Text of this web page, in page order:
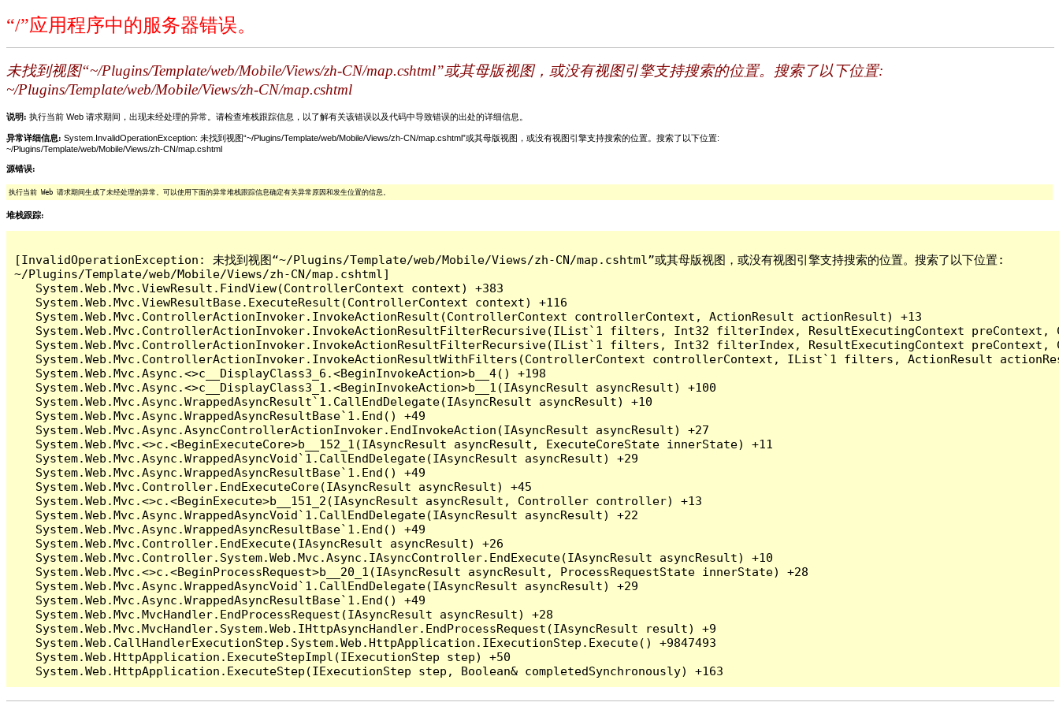
“/”应用程序中的服务器错误。
未找到视图“~/Plugins/Template/web/Mobile/Views/zh-CN/map.cshtml”或其母版视图，或没有视图引擎支持搜索的位置。搜索了以下位置:
~/Plugins/Template/web/Mobile/Views/zh-CN/map.cshtml
说明: 执行当前 Web 请求期间，出现未经处理的异常。请检查堆栈跟踪信息，以了解有关该错误以及代码中导致错误的出处的详细信息。
异常详细信息: System.InvalidOperationException: 未找到视图“~/Plugins/Template/web/Mobile/Views/zh-CN/map.cshtml”或其母版视图，或没有视图引擎支持搜索的位置。搜索了以下位置:
~/Plugins/Template/web/Mobile/Views/zh-CN/map.cshtml
源错误:
执行当前 Web 请求期间生成了未经处理的异常。可以使用下面的异常堆栈跟踪信息确定有关异常原因和发生位置的信息。
堆栈跟踪:
[InvalidOperationException: 未找到视图“~/Plugins/Template/web/Mobile/Views/zh-CN/map.cshtml”或其母版视图，或没有视图引擎支持搜索的位置。搜索了以下位置:
~/Plugins/Template/web/Mobile/Views/zh-CN/map.cshtml]
   System.Web.Mvc.ViewResult.FindView(ControllerContext context) +383
   System.Web.Mvc.ViewResultBase.ExecuteResult(ControllerContext context) +116
   System.Web.Mvc.ControllerActionInvoker.InvokeActionResult(ControllerContext controllerContext, ActionResult actionResult) +13
System.Web.Mvc.ControllerActionInvoker.InvokeActionResultFilterRecursive(IList`1 filters, Int32 filterIndex, ResultExecutingContext
System.Web.Mvc.ControllerActionInvoker.InvokeActionResultFilterRecursive(IList`1 filters, Int32 filterIndex, ResultExecutingContext
System.Web.Mvc.ControllerActionInvoker.InvokeActionResultWithFilters(ControllerContext controllerContext, IList`1 filters, ActionResult
   System.Web.Mvc.Async.<>c__DisplayClass3_6.<BeginInvokeAction>b__4() +198
   System.Web.Mvc.Async.<>c__DisplayClass3_1.<BeginInvokeAction>b__1(IAsyncResult asyncResult) +100
   System.Web.Mvc.Async.WrappedAsyncResult`1.CallEndDelegate(IAsyncResult asyncResult) +10
   System.Web.Mvc.Async.WrappedAsyncResultBase`1.End() +49
   System.Web.Mvc.Async.AsyncControllerActionInvoker.EndInvokeAction(IAsyncResult asyncResult) +27
   System.Web.Mvc.<>c.<BeginExecuteCore>b__152_1(IAsyncResult asyncResult, ExecuteCoreState innerState) +11
   System.Web.Mvc.Async.WrappedAsyncVoid`1.CallEndDelegate(IAsyncResult asyncResult) +29
   System.Web.Mvc.Async.WrappedAsyncResultBase`1.End() +49
   System.Web.Mvc.Controller.EndExecuteCore(IAsyncResult asyncResult) +45
   System.Web.Mvc.<>c.<BeginExecute>b__151_2(IAsyncResult asyncResult, Controller controller) +13
   System.Web.Mvc.Async.WrappedAsyncVoid`1.CallEndDelegate(IAsyncResult asyncResult) +22
   System.Web.Mvc.Async.WrappedAsyncResultBase`1.End() +49
   System.Web.Mvc.Controller.EndExecute(IAsyncResult asyncResult) +26
   System.Web.Mvc.Controller.System.Web.Mvc.Async.IAsyncController.EndExecute(IAsyncResult asyncResult) +10
   System.Web.Mvc.<>c.<BeginProcessRequest>b__20_1(IAsyncResult asyncResult, ProcessRequestState innerState) +28
   System.Web.Mvc.Async.WrappedAsyncVoid`1.CallEndDelegate(IAsyncResult asyncResult) +29
   System.Web.Mvc.Async.WrappedAsyncResultBase`1.End() +49
   System.Web.Mvc.MvcHandler.EndProcessRequest(IAsyncResult asyncResult) +28
   System.Web.Mvc.MvcHandler.System.Web.IHttpAsyncHandler.EndProcessRequest(IAsyncResult result) +9
   System.Web.CallHandlerExecutionStep.System.Web.HttpApplication.IExecutionStep.Execute() +9847493
   System.Web.HttpApplication.ExecuteStepImpl(IExecutionStep step) +50